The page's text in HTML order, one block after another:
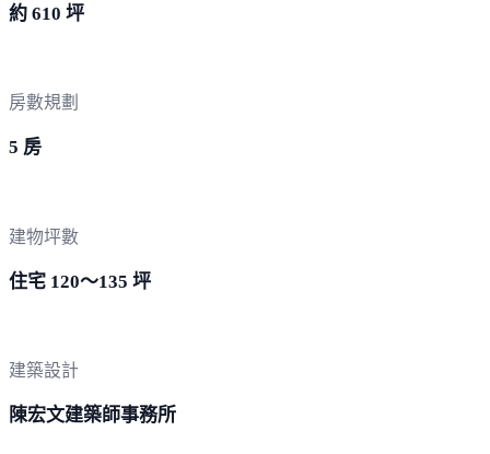
約 610 坪
房數規劃
5 房
建物坪數
住宅 120～135 坪
建築設計
陳宏文建築師事務所